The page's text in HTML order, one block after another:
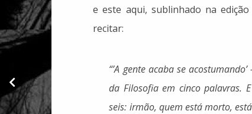
aparece: 2.“In
Washington D.C.
1956 Volume Four”,
de Lester Young
e este aqui, sublinhado na
recitar:
“’A gente acaba se
da Filosofia em cinco palavras.
seis: irmão, quem está morto,